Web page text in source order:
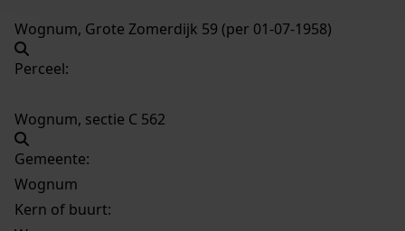
Wognum, Grote Zomerdijk 59 (per 01-07-1958)
Perceel:
Wognum, sectie C 562
Gemeente:
Wognum
Kern of buurt: